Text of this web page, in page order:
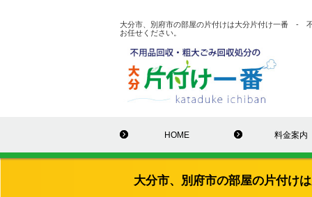
大分市、別府市の部屋の片付けは大分片付け一番 -
お任せください。
HOME 料金案内
大分市、別府市の部屋の片付け